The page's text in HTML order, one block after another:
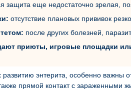
защита еще недостаточно зрелая,
отсутствие плановых прививок
после других болезней,
приюты, игровые площадки
энтерита, особенно важны
прямой контакт с зараженными